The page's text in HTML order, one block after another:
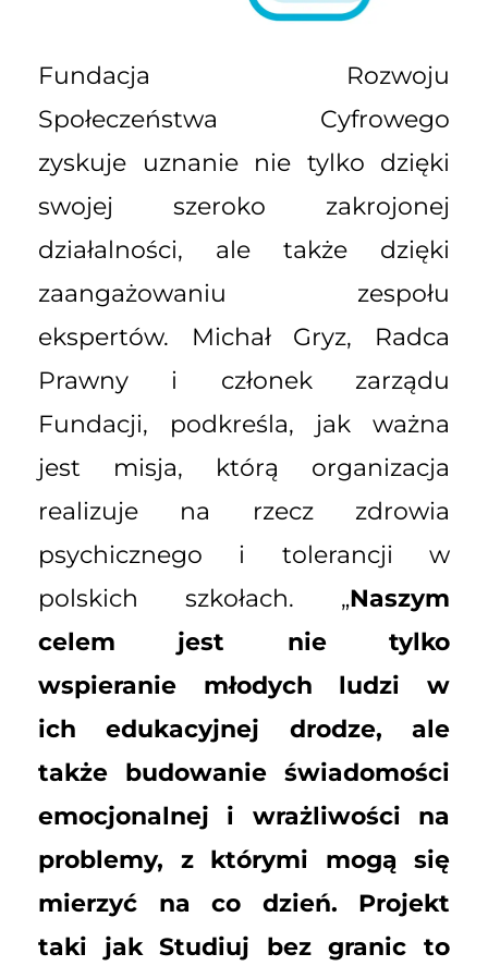
Fundacja Rozwoju
Społeczeństwa Cyfrowego
zyskuje uznanie nie tylko dzięki
swojej szeroko zakrojonej
działalności, ale także dzięki
zaangażowaniu zespołu
ekspertów. Michał Gryz, Radca
Prawny i członek zarządu
Fundacji, podkreśla, jak ważna
jest misja, którą organizacja
realizuje na rzecz zdrowia
psychicznego i tolerancji w
polskich szkołach. „Naszym
celem jest nie tylko
wspieranie młodych ludzi w
ich edukacyjnej drodze, ale
także budowanie świadomości
emocjonalnej i wrażliwości na
problemy, z którymi mogą się
mierzyć na co dzień. Projekt
taki jak Studiuj bez granic to